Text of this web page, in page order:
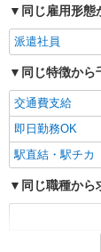
同じ雇用形態
派遣社員
同じ特徴から
交通費支給
即日勤務OK
駅直結・駅チカ
同じ職種から
経理・人事・